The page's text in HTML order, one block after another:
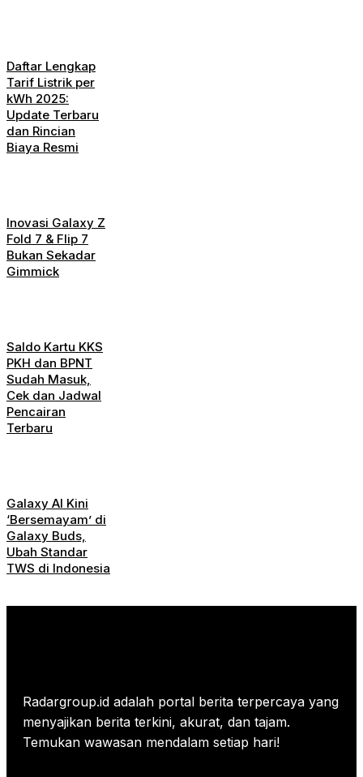
Daftar Lengkap
Tarif Listrik per
kWh 2025:
Update Terbaru
dan Rincian
Biaya Resmi
Inovasi Galaxy Z
Fold 7 & Flip 7
Bukan Sekadar
Gimmick
Saldo Kartu KKS
PKH dan BPNT
Sudah Masuk,
Cek dan Jadwal
Pencairan
Terbaru
Galaxy AI Kini
‘Bersemayam’ di
Galaxy Buds,
Ubah Standar
TWS di Indonesia
Radargroup.id adalah portal berita terpercaya yang
menyajikan berita terkini, akurat, dan tajam.
Temukan wawasan mendalam setiap hari!